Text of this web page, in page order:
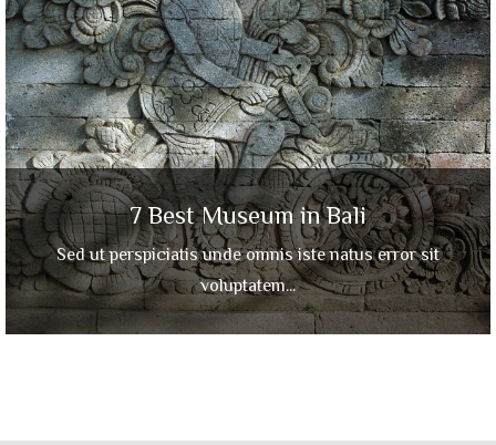
7 Best Museum in Bali
Sed ut perspiciatis unde omnis iste natus error sit
voluptatem...